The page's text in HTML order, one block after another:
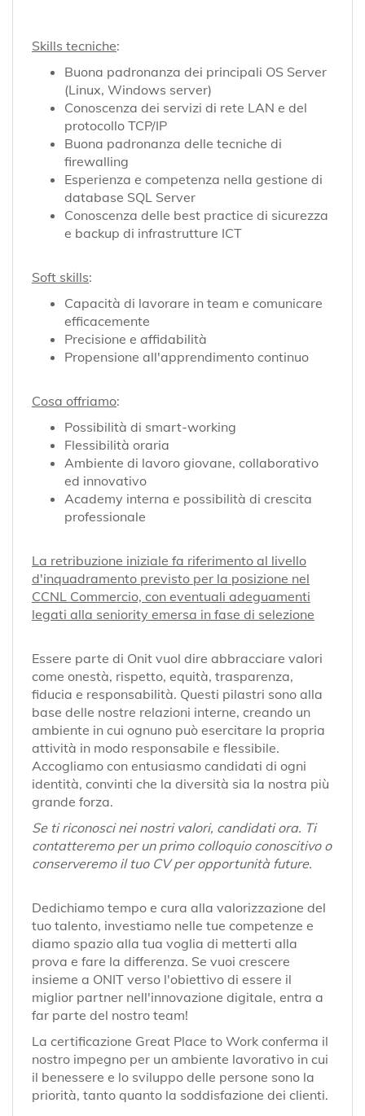
ES
PT
Skills tecniche:
Buona padronanza dei principali OS Server
(Linux, Windows server)
Conoscenza dei servizi di rete LAN e del
protocollo TCP/IP
Buona padronanza delle tecniche di
firewalling
Esperienza e competenza nella gestione di
database SQL Server
Conoscenza delle best practice di sicurezza
e backup di infrastrutture ICT
Soft skills:
Capacità di lavorare in team e comunicare
efficacemente
Precisione e affidabilità
Propensione all'apprendimento continuo
Cosa offriamo:
Possibilità di smart-working
Flessibilità oraria
Ambiente di lavoro giovane, collaborativo
ed innovativo
Academy interna e possibilità di crescita
professionale
La retribuzione iniziale fa riferimento al livello
d'inquadramento previsto per la posizione nel
CCNL Commercio, con eventuali adeguamenti
legati alla seniority emersa in fase di selezione
Essere parte di Onit vuol dire abbracciare valori
come onestà, rispetto, equità, trasparenza,
fiducia e responsabilità. Questi pilastri sono alla
base delle nostre relazioni interne, creando un
ambiente in cui ognuno può esercitare la propria
attività in modo responsabile e flessibile.
Accogliamo con entusiasmo candidati di ogni
identità, convinti che la diversità sia la nostra più
grande forza.
Se ti riconosci nei nostri valori, candidati ora. Ti
contatteremo per un primo colloquio conoscitivo o
conserveremo il tuo CV per opportunità future.
Dedichiamo tempo e cura alla valorizzazione del
tuo talento, investiamo nelle tue competenze e
diamo spazio alla tua voglia di metterti alla
prova e fare la differenza. Se vuoi crescere
insieme a ONIT verso l'obiettivo di essere il
miglior partner nell'innovazione digitale, entra a
far parte del nostro team!
La certificazione Great Place to Work conferma il
nostro impegno per un ambiente lavorativo in cui
il benessere e lo sviluppo delle persone sono la
priorità, tanto quanto la soddisfazione dei clienti.